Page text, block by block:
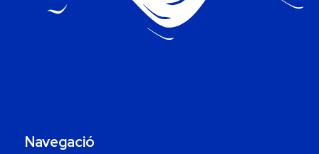
Navegació